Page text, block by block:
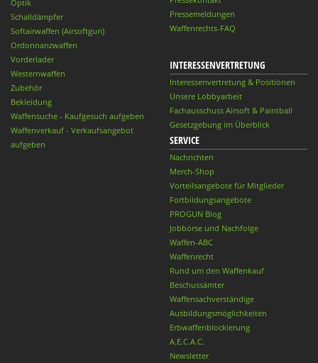
Optik
Schalldämpfer
Softairwaffen (Airsoftgun)
Ordonnanzwaffen
Vorderlader
Westernwaffen
Zubehör
Bekleidung
Waffensuche - Kaufgesuch aufgeben
Waffenverkauf - Verkaufsangebot
aufgeben
Pressemeldungen
Waffenrechts-FAQ
INTERESSENVERTRETUNG
Interessenvertretung & Positionen
Unsere Lobbyarbeit
Fachausschuss Airsoft & Paintball
Gesetzgebung im Überblick
SERVICE
Nachrichten
Merch-Shop
Vorteilsangebote für Mitglieder
Fortbildungsangebote
PROGUN Blog
Jobbörse und Nachfolge
Waffen-ABC
Waffenrecht
Rund um den Waffenkauf
Beschussämter
Waffensachverständige
Ausbildungsmöglichkeiten
Erbwaffenblockierung
A.E.C.A.C.
Newsletter